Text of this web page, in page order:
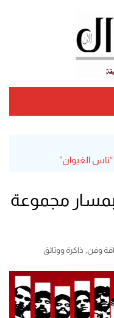
الغيوان”
بمسار مجموعة
وفن ذاكرة ووثائق